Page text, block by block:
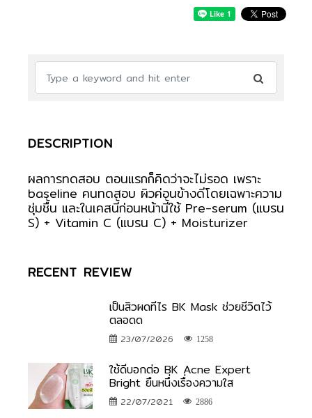
DESCRIPTION
ผลการทดสอบ ตอนแรกก็คิดว่าจะไม่รอด เพราะ
baseline คนทดสอบ ผิวค่อนข้างดีโดยเฉพาะความ
ชุ่มชื้น และในเคสนี้ก่อนหน้านี้ใช้ Pre-serum (แบรน
S) + Vitamin C (แบรน C) + Moisturizer
RECENT REVIEW
เป็นสิวผดทีไร BK Mask ช่วยชีวิตไว้
ตลอดด
23/07/2026 1258
ใช้ดีบอกต่อ BK Acne Expert
Bright ยืนหนึ่งเรื่องความใส
22/07/2021 2886